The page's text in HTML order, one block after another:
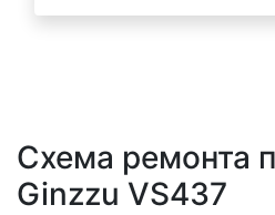
Схема ремонта
Ginzzu VS437